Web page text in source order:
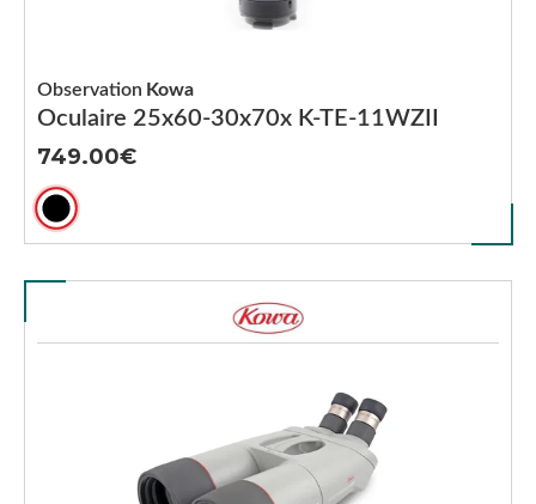
Oculaire 25x60-30x70x K-TE-11WZII
Observation Kowa
749.00